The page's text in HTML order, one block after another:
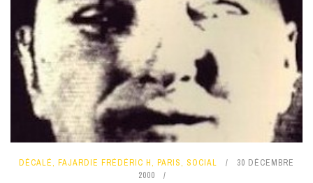
DÉCALÉ, FAJARDIE FRÉDÉRIC H, PARIS, SOCIAL
30 DÉCEMBRE
2000